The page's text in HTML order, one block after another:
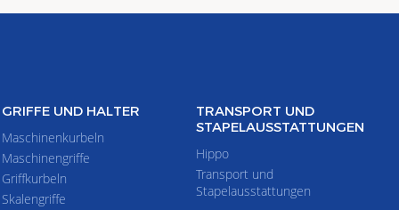
GRIFFE UND HALTER
Maschinenkurbeln
Maschinengriffe
Griffkurbeln
Skalengriffe
TRANSPORT UND
STAPELAUSSTATTUNGEN
Hippo
Transport und
Stapelausstattungen